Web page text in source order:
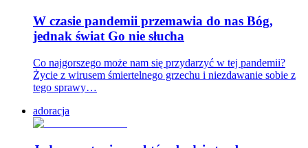
W czasie pandemii przemawia do nas Bóg,
jednak świat Go nie słucha
Co najgorszego może nam się przydarzyć w tej pandemii?
Życie z wirusem śmiertelnego grzechu i niezdawanie sobie z
tego sprawy…
adoracja